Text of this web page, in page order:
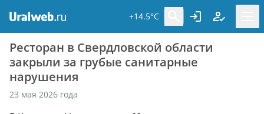
+14.5°C
Ресторан в Свердловской области
закрыли за грубые санитарные
нарушения
23 мая 2026 года